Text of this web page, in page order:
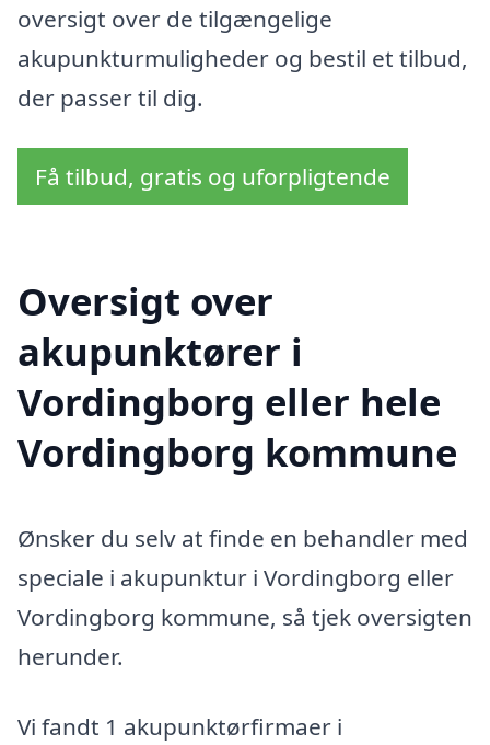
oversigt over de tilgængelige
akupunkturmuligheder og bestil et tilbud,
der passer til dig.
Få tilbud, gratis og uforpligtende
Oversigt over
akupunktører i
Vordingborg eller hele
Vordingborg kommune
Ønsker du selv at finde en behandler med
speciale i akupunktur i Vordingborg eller
Vordingborg kommune, så tjek oversigten
herunder.
Vi fandt 1 akupunktørfirmaer i